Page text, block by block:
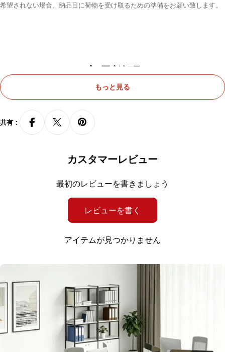
希望されない場合、納品日に荷物を受け取るための準備をお願い致します。
商品説明
落ち着いた雰囲気を漂わせる会議テーブル
天板と脚だけのシンプルなデザインと落ち着きのある木目調で
幅広い卓上スペース
多人数の会議でも簡単に対応できるサイズで、心地よい
距離を保ちながら意見交換を行え、会議をよりスムーズ
厚さ２.５ｃｍの天板
適した厚みを持つ上、板材自体の木質も均一なので
簡単に壊れたり変形したりしなく、長く使用することができま
す。
もっと見る
共有：
カスタマーレビュー
最初のレビューを書きましょう
レビューを書く
アイテムが見つかりません